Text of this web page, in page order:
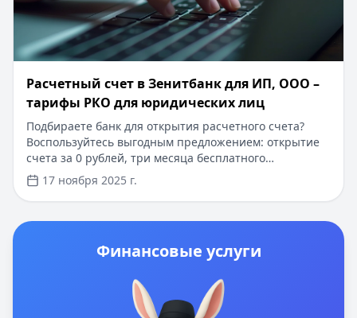
Расчетный счет в Зенитбанк для ИП, ООО –
тарифы РКО для юридических лиц
Подбираете банк для открытия расчетного счета?
Воспользуйтесь выгодным предложением: открытие
счета за 0 рублей, три месяца бесплатного
обслуживания и бизнес-карта в подарок. Оформление
занимает всего 30 минут, для начала работы нужен
только паспорт руководителя. Одобрение заявки за 1
час, персональный менеджер поможет с
доступно для всех регионов России.
17 ноября 2025 г.
Финансовые услуги